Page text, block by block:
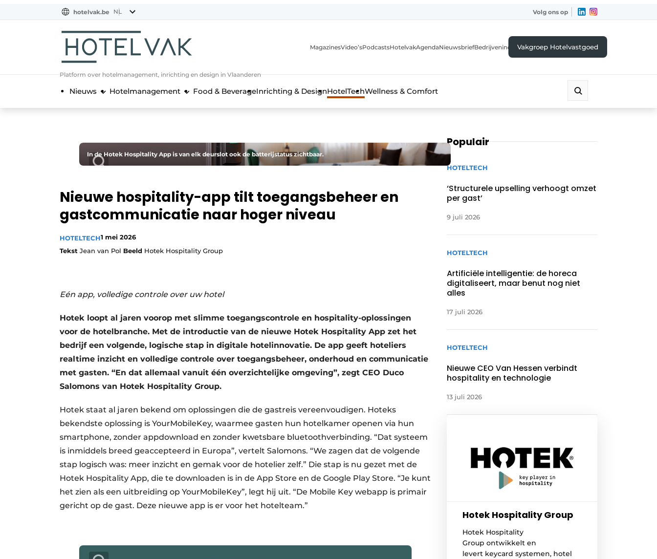
NL
EN
FR
hotelvak.be NL Volg ons op
Platform over hotelmanagement, inrichting en design in Vlaanderen
MagazinesVideo’sPodcastsHotelvakAgendaNieuwsbriefBedrijvenindexVakgroep Hotelvastgoed
Nieuws Hotelmanagement Food & BeverageInrichting & DesignHotelTechWellness & Comfort
In de Hotek Hospitality App is van elk deurslot ook de batterijstatus zichtbaar.
Nieuwe hospitality-app tilt toegangsbeheer en
gastcommunicatie naar hoger niveau
HOTELTECH1 mei 2026
Tekst Jean van Pol Beeld Hotek Hospitality Group
Eén app, volledige controle over uw hotel
Hotek loopt al jaren voorop met slimme toegangscontrole en hospitality-oplossingen
voor de hotelbranche. Met de introductie van de nieuwe Hotek Hospitality App zet het
bedrijf een volgende, logische stap in digitale hotelinnovatie. De app geeft hoteliers
realtime inzicht en volledige controle over toegangsbeheer, onderhoud en communicatie
met gasten. “En dat allemaal vanuit één overzichtelijke omgeving”, zegt CEO Duco
Salomons van Hotek Hospitality Group.
Hotek staat al jaren bekend om oplossingen die de gastreis vereenvoudigen. Hoteks
bekendste oplossing is YourMobileKey, waarmee gasten hun hotelkamer openen via hun
smartphone, zonder appdownload en zonder kwetsbare bluetoothverbinding. “Dat systeem
is inmiddels breed geaccepteerd in Europa”, vertelt Salomons. “We zagen dat de volgende
stap logisch was: meer inzicht en gemak voor de hotelier zelf.” Die stap is nu gezet met de
Hotek Hospitality App, die te downloaden is in de App Store en de Google Play Store. “Je kunt
het zien als een uitbreiding op YourMobileKey”, legt hij uit. “De Mobile Key webapp is primair
gericht op de gast. Deze nieuwe app is er voor het hotelteam.”
Populair
HOTELTECH
‘Structurele upselling verhoogt omzet
per gast’
9 juli 2026
HOTELTECH
Artificiële intelligentie: de horeca
digitaliseert, maar benut nog niet
alles
17 juli 2026
HOTELTECH
Nieuwe CEO Van Hessen verbindt
hospitality en technologie
13 juli 2026
Hotek Hospitality Group
Hotek Hospitality
Group ontwikkelt en
levert keycard systemen, hotel